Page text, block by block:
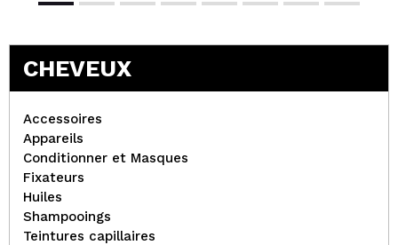
CHEVEUX
Accessoires
Appareils
Conditionner et Masques
Fixateurs
Huiles
Shampooings
Teintures capillaires